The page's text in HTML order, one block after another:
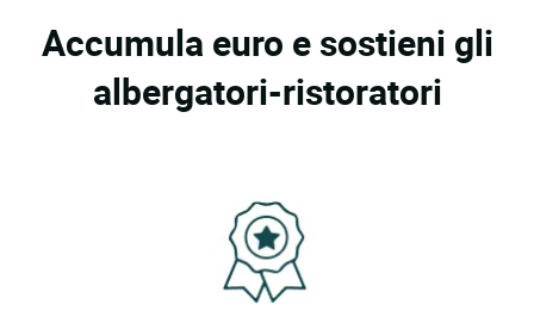
Accumula euro e sostieni gli
albergatori-ristoratori